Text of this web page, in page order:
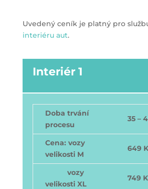
Uvedený ceník je platný pro
interiéru aut.
Interiér 1
Doba trvání
procesu
35 –
Cena: vozy
velikosti M
649
vozy
velikosti XL
749